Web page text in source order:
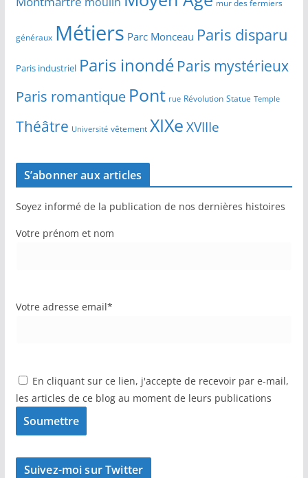
mur des fermiers
généraux Métiers Parc Monceau Paris disparu
Paris industriel Paris inondé Paris mystérieux
Paris romantique Pont rue Révolution Statue Temple
Théâtre Université vêtement XIXeXVIIIe
S’abonner aux articles
Soyez informé de la publication de nos dernières histoires
Votre prénom et nom
Votre adresse email*
En cliquant sur ce lien, j'accepte de recevoir par e-mail,
les articles de ce blog au moment de leurs publications
Suivez-moi sur Twitter